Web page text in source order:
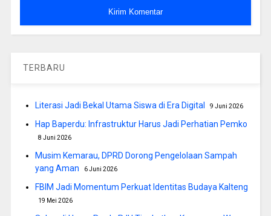
TERBARU
Literasi Jadi Bekal Utama Siswa di Era Digital 9 Juni 2026
Hap Baperdu: Infrastruktur Harus Jadi Perhatian Pemko
8 Juni 2026
Musim Kemarau, DPRD Dorong Pengelolaan Sampah
yang Aman
6 Juni 2026
FBIM Jadi Momentum Perkuat Identitas Budaya Kalteng
19 Mei 2026